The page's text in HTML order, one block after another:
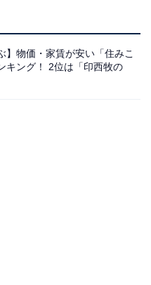
】物価・家賃が安い「住みこ
キング！ 2位は「印西牧の